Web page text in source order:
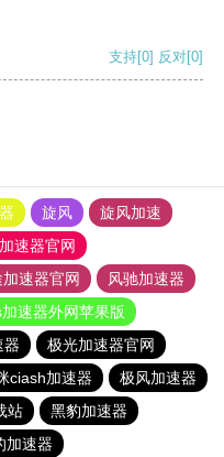
支持[0] 反对[0]
旋风
旋风加速
速器官网
速器官网
风驰加速器
速器外网苹果版
器
极光加速器官网
ciash加速器
极风加速器
站
黑豹加速器
加速器